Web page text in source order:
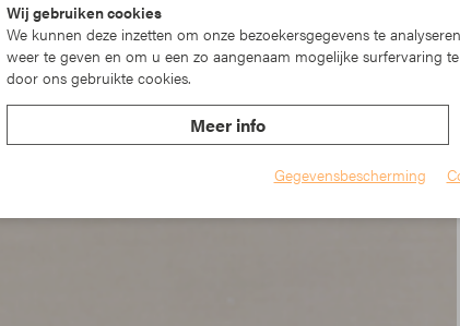
Wij gebruiken cookies
We kunnen deze inzetten om onze bezoekersgegevens te
weer te geven en om u een zo aangenaam mogelijke surfervaring
door ons gebruikte cookies.
Meer info
Gegevensbescherming